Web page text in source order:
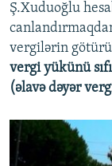
Ş.Xuduoğlu
vergilərin
vergi yükünü
(əlavə dəyər